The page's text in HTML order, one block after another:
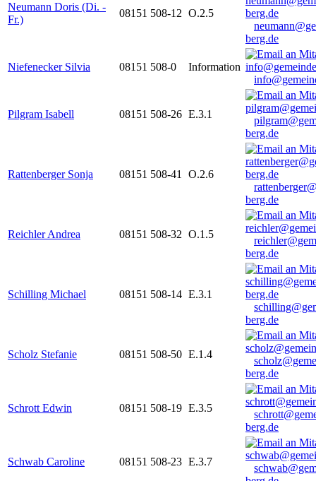
Neumann Doris (Di. -
Fr.)
08151 508-12 O.2.5
berg.de
Niefenecker Silvia 08151 508-0
Information
Pilgram Isabell 08151 508-26 E.3.1
berg.de
Rattenberger Sonja 08151 508-41
O.2.6
berg.de
Reichler Andrea 08151 508-32 O.1.5
berg.de
Schilling Michael 08151 508-14 E.3.1
berg.de
Scholz Stefanie 08151 508-50 E.1.4
berg.de
Schrott Edwin 08151 508-19 E.3.5
berg.de
Schwab Caroline 08151 508-23 E.3.7